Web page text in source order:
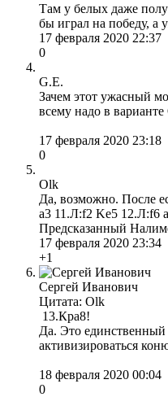
Там у белых даже
бы играл на победу, а
17 февраля 2020 22:37
0
G.E.
Зачем этот ужасный
всему надо в
17 февраля 2020 23:18
0
Olk
Да, возможно. После
a3 11.Л:f2 Ke5 12.Л:f6
Предсказанный
17 февраля 2020 23:34
+1
Сергей Иванович
Цитата: Olk
13.Крa8!
Да. Это единственный
активизироваться
18 февраля 2020 00:04
0